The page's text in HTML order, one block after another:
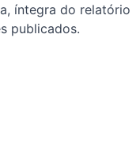
íntegra do relatório
publicados.